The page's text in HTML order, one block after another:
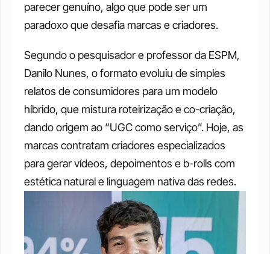
parecer genuíno, algo que pode ser um
paradoxo que desafia marcas e criadores.
Segundo o pesquisador e professor da ESPM,
Danilo Nunes, o formato evoluiu de simples
relatos de consumidores para um modelo
híbrido, que mistura roteirização e co-criação,
dando origem ao “UGC como serviço”. Hoje, as
marcas contratam criadores especializados
para gerar vídeos, depoimentos e b-rolls com
estética natural e linguagem nativa das redes.